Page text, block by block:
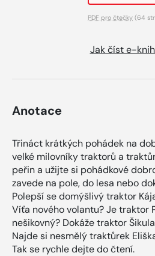
PDF pro čtečky (64
Jak číst e-
Anotace
Třináct krátkých pohádek na
velké milovníky traktorů a
peřin a užijte si pohádkové
zavede na pole, do lesa nebo
Polepší se domýšlivý traktor
Víťa nového volantu? Je traktor
nešikovný? Dokáže traktor
Najde si nesmělý traktůrek
Tak se rychle dejte do čtení.